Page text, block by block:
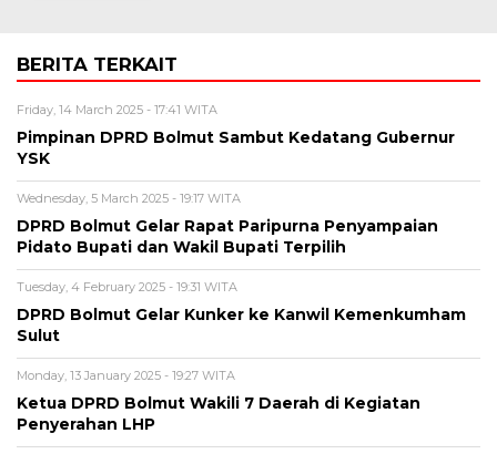
BERITA TERKAIT
Friday, 14 March 2025 - 17:41 WITA
Pimpinan DPRD Bolmut Sambut Kedatang Gubernur
YSK
Wednesday, 5 March 2025 - 19:17 WITA
DPRD Bolmut Gelar Rapat Paripurna Penyampaian
Pidato Bupati dan Wakil Bupati Terpilih
Tuesday, 4 February 2025 - 19:31 WITA
DPRD Bolmut Gelar Kunker ke Kanwil Kemenkumham
Sulut
Monday, 13 January 2025 - 19:27 WITA
Ketua DPRD Bolmut Wakili 7 Daerah di Kegiatan
Penyerahan LHP